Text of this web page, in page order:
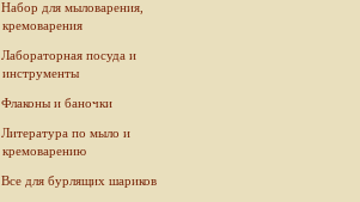
Набор для мыловарения,
кремоварения
Лабораторная посуда и
инструменты
Флаконы и баночки
Литература по мыло и
кремоварению
Все для бурлящих шариков